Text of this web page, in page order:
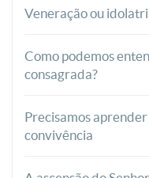
Veneração ou
Como podemos
consagrada?
Precisamos
convivência